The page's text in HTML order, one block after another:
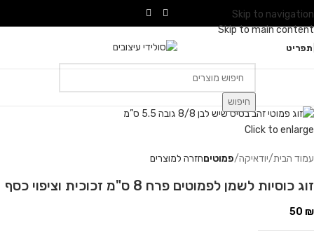
Skip to navigation
Skip to main content
תפריט
חיפוש
Click to enlarge
עמוד הבית יודאיקה פמוטיםחזרה למוצרים
זוג כוסיות לשמן לפמוטים פרח 8 ס"מ זכוכית וציפוי כסף
50 ₪